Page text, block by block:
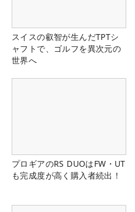
スイスの叡智が生んだTPTシ
ャフトで、ゴルフを異次元の
世界へ
プロギアのRS DUOはFW・UT
も完成度が高く購入者続出！